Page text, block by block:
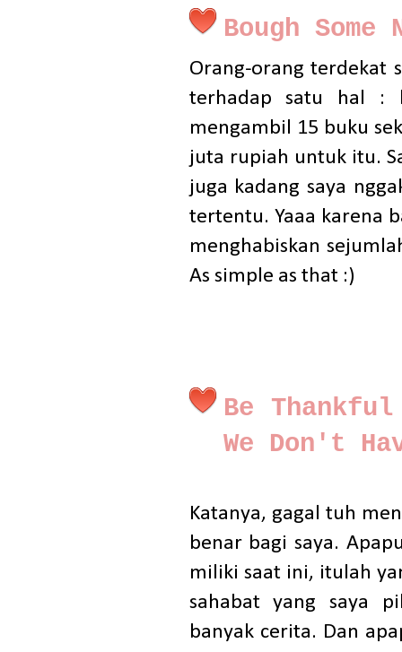
Bough Some
Orang-orang terdekat
terhadap satu hal :
mengambil 15 buku
juta rupiah untuk itu.
juga kadang saya
tertentu. Yaaa karena
menghabiskan
As simple as that :)
Be
We Don't
Katanya, gagal tuh
benar bagi saya.
miliki saat ini, itulah
sahabat yang saya
banyak cerita. Dan